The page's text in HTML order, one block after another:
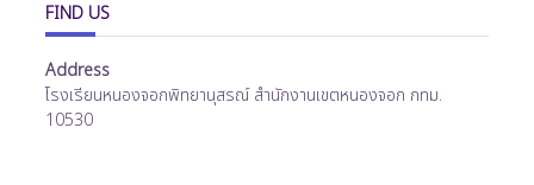
FIND US
Address
โรงเรียนหนองจอกพิทยานุสรณ์ สำนักงานเขตหนองจอก กทม.
10530